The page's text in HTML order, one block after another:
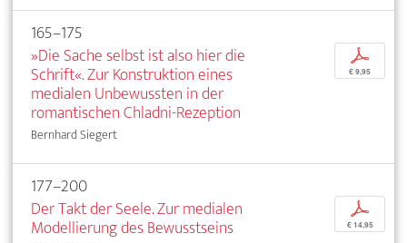
165–175
»Die Sache selbst ist also hier die
Schrift«. Zur Konstruktion eines
medialen Unbewussten in der
romantischen Chladni-Rezeption
Bernhard Siegert
p
€ 9,95
177–200
Der Takt der Seele. Zur medialen
Modellierung des Bewusstseins
p
€ 14,95